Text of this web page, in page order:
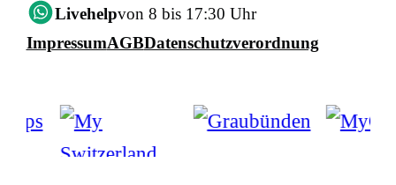
Livehelpvon 8 bis 17:30 Uhr
ImpressumAGBDatenschutzverordnung